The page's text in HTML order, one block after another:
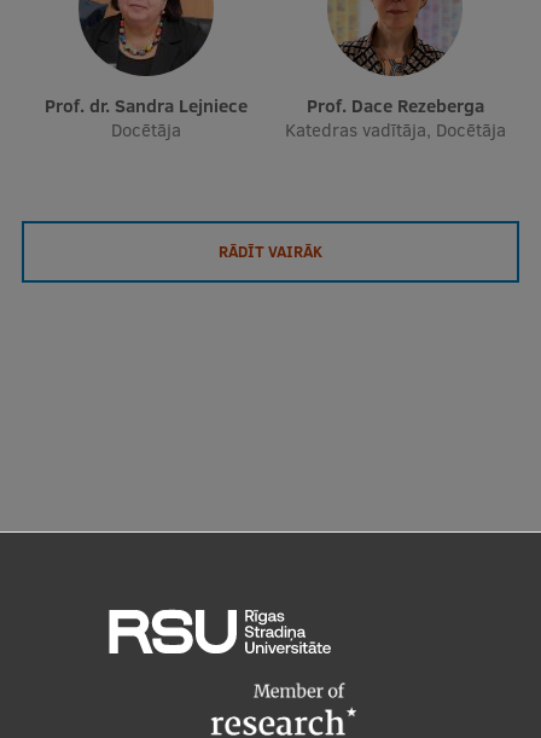
Prof. dr. Sandra Lejniece
Docētāja
Prof. Dace Rezeberga
Katedras vadītāja, Docētāja
RĀDĪT VAIRĀK